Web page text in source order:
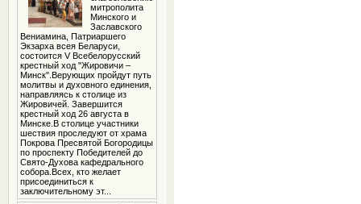
митрополита
Минского и
Заславского
Вениамина, Патриаршего
Экзарха всея Беларуси,
состоится V Всебелорусский
крестный ход "Жировичи –
Минск".Верующих пройдут путь
молитвы и духовного единения,
направляясь к столице из
Жировичей. Завершится
крестный ход 26 августа в
Минске.В столице участники
шествия проследуют от храма
Покрова Пресвятой Богородицы
по проспекту Победителей до
Свято-Духова кафедрального
собора.Всех, кто желает
присоединиться к
заключительному эт...